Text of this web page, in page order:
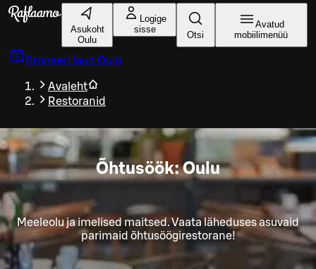
Liigu peamise sisu juurde
Asukoht
Oulu
Logige
sisse
Otsi
Avatud
mobiilimenüü
Broneeri laud Oulu
Avaleht
Restoranid
Õhtusöök: Oulu
Meeleolu ja imelised maitsed. Vaata läheduses asuvaid
parimaid õhtusöögirestorane!